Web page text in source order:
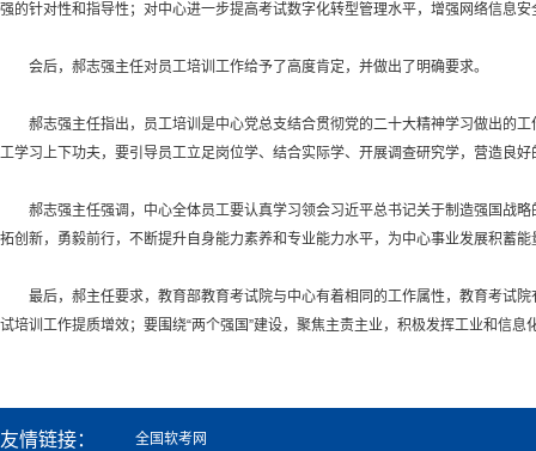
强的针对性和指导性；对中心进一步提高考试数字化转型管理水平，增强网络信息
会后，郝志强主任对员工培训工作给予了高度肯定，并做出了明确要求。
郝志强主任指出，员工培训是中心党总支结合贯彻党的二十大精神学习做出的工
工学习上下功夫，要引导员工立足岗位学、结合实际学、开展调查研究学，营造良好
郝志强主任强调，中心全体员工要认真学习领会习近平总书记关于制造强国战略
拓创新，勇毅前行，不断提升自身能力素养和专业能力水平，为中心事业发展积蓄
最后，郝主任要求，教育部教育考试院与中心有着相同的工作属性，教育考试院
试培训工作提质增效；要围绕“两个强国”建设，聚焦主责主业，积极发挥工业和信息
友情链接： 全国软考网